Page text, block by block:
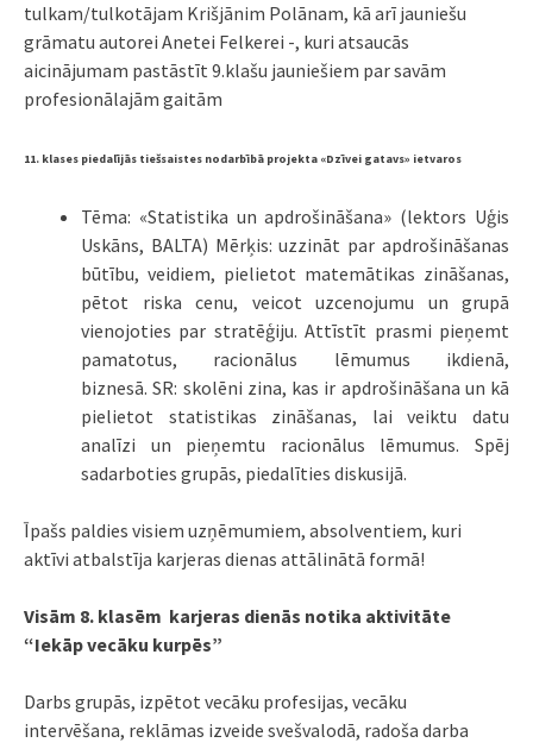
tulkam/tulkotājam Krišjānim Polānam, kā arī jauniešu
grāmatu autorei Anetei Felkerei -, kuri atsaucās
aicinājumam pastāstīt 9.klašu jauniešiem par savām
profesionālajām gaitām
11. klases piedalījās tiešsaistes nodarbībā projekta «Dzīvei gatavs» ietvaros
Tēma: «Statistika un apdrošināšana» (lektors Uģis
Uskāns, BALTA) Mērķis: uzzināt par apdrošināšanas
būtību, veidiem, pielietot matemātikas zināšanas,
pētot riska cenu, veicot uzcenojumu un grupā
vienojoties par stratēģiju. Attīstīt prasmi pieņemt
pamatotus, racionālus lēmumus ikdienā,
biznesā.SR: skolēni zina, kas ir apdrošināšana un kā
pielietot statistikas zināšanas, lai veiktu datu
analīzi un pieņemtu racionālus lēmumus. Spēj
sadarboties grupās, piedalīties diskusijā.
Īpašs paldies visiem uzņēmumiem, absolventiem, kuri
aktīvi atbalstīja karjeras dienas attālinātā formā!
Visām 8. klasēm karjeras dienās notika aktivitāte
“Iekāp vecāku kurpēs”
Darbs grupās, izpētot vecāku profesijas, vecāku
intervēšana, reklāmas izveide svešvalodā, radoša darba